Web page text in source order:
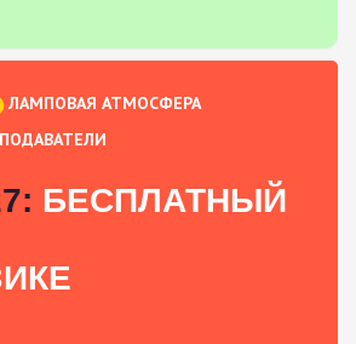
ЛАМПОВАЯ АТМОСФЕРА
БЕСПЛАТНЫЙ